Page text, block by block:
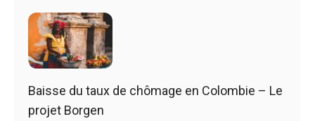
Baisse du taux de chômage en Colombie – Le
projet Borgen